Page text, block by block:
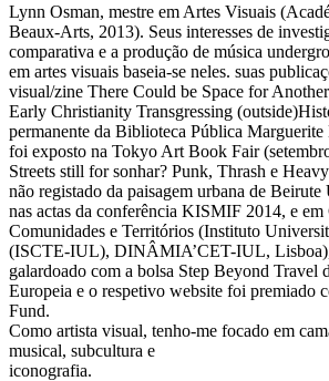
Lynn Osman, mestre em Artes Visuais
Beaux-Arts, 2013). Seus interesses de
comparativa e a produção de música
em artes visuais baseia-se neles. suas
visual/zine There Could be Space for
Early Christianity Transgressing
permanente da Biblioteca Pública
foi exposto na Tokyo Art Book Fair
Streets still for sonhar? Punk, Thrash e
não registado da paisagem urbana de Beirute
nas actas da conferência KISMIF 2014, e em
Comunidades e Territórios (Instituto
(ISCTE-IUL), DINÂMIA’CET-IUL,
galardoado com a bolsa Step Beyond Travel
Europeia e o respetivo website foi premiado
Fund.
Como artista visual, tenho-me focado em
musical, subcultura e
iconografia.